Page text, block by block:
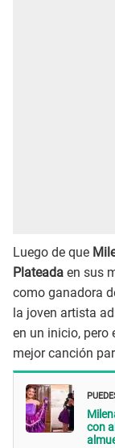
Luego de que
Plateada en sus
como ganadora
la joven artista
en un inicio, pero
mejor canción
con